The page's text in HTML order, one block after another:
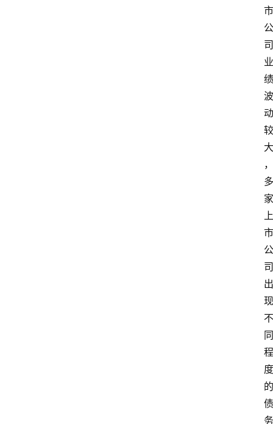
市
公
司
业
绩
波
动
较
大
，
多
家
上
市
公
司
出
现
不
同
程
度
的
债
务